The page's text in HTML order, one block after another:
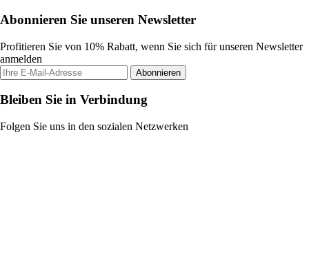
Abonnieren Sie unseren Newsletter
Profitieren Sie von 10% Rabatt, wenn Sie sich für unseren Newsletter
anmelden
Abonnieren
Bleiben Sie in Verbindung
Folgen Sie uns in den sozialen Netzwerken